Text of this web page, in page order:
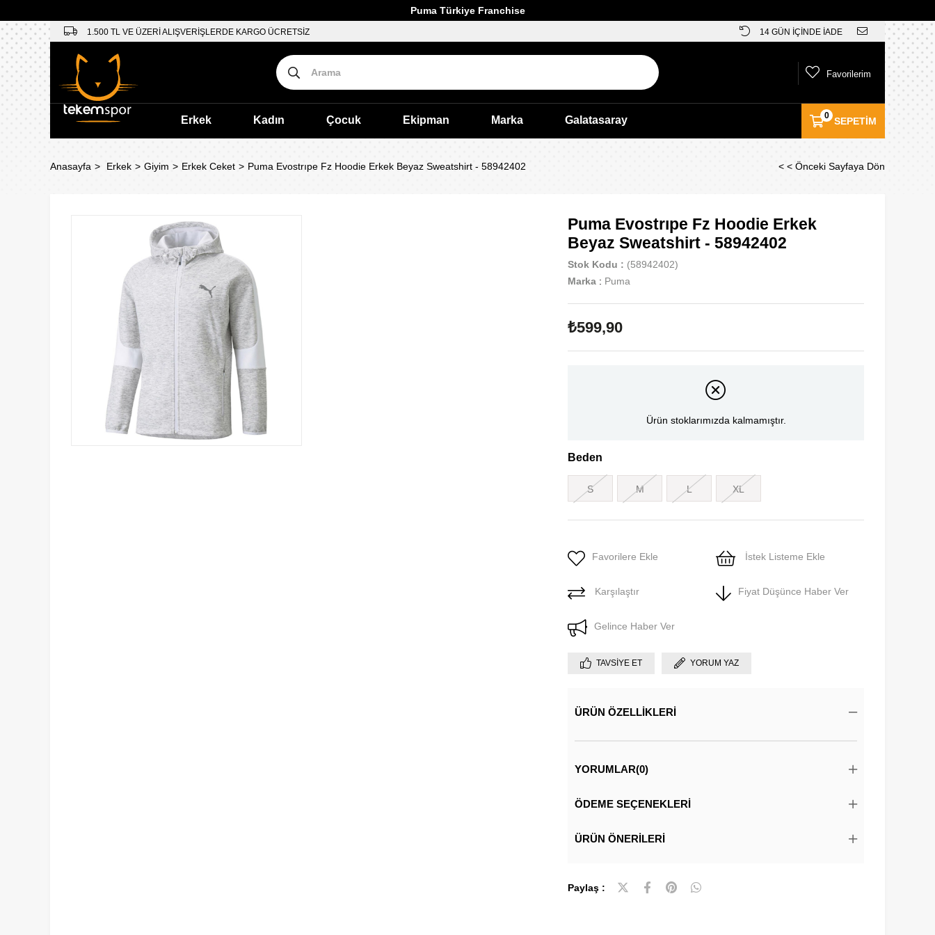
Puma Türkiye Franchise
1.500 TL VE ÜZERİ ALIŞVERİŞLERDE KARGO ÜCRETSİZ 14 GÜN İÇİNDE İADE
SEPETIM
0
Favorilerim
Erkek Kadın Çocuk Ekipman Marka Galatasaray
Anasayfa Erkek Giyim Erkek Ceket Puma Evostrıpe Fz Hoodie Erkek Beyaz Sweatshirt - 58942402 < < Önceki Sayfaya Dön
Puma Evostrıpe Fz Hoodie Erkek
Beyaz Sweatshirt - 58942402
Stok Kodu
(58942402)
Marka : Puma
₺599,90
Ürün stoklarımızda kalmamıştır.
Beden
S M L XL
Favorilere Ekle İstek Listeme Ekle
Karşılaştır Fiyat Düşünce Haber Ver
Gelince Haber Ver
TAVSIYE ET YORUM YAZ
ÜRÜN ÖZELLIKLERI
YORUMLAR(0)
ÖDEME SEÇENEKLERI
ÜRÜN ÖNERILERI
Paylaş :